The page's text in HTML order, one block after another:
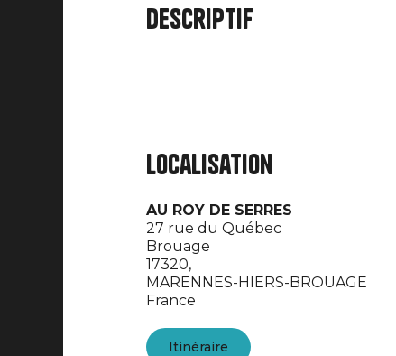
Descriptif
Localisation
AU ROY DE SERRES
27 rue du Québec
Brouage
17320,
MARENNES-HIERS-BROUAGE
France
Itinéraire